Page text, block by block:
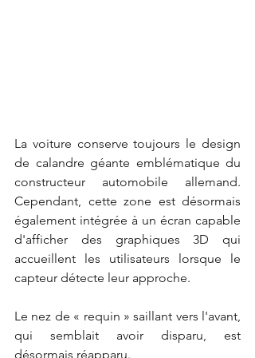
La voiture conserve toujours le design
de calandre géante emblématique du
constructeur automobile allemand.
Cependant, cette zone est désormais
également intégrée à un écran capable
d'afficher des graphiques 3D qui
accueillent les utilisateurs lorsque le
capteur détecte leur approche.
Le nez de « requin » saillant vers l'avant,
qui semblait avoir disparu, est
désormais réapparu.